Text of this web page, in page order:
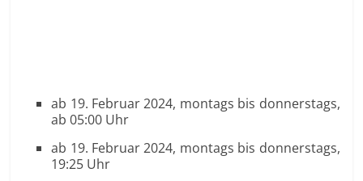
ab 19. Februar 2024, montags bis donnerstags,
ab 05:00 Uhr
ab 19. Februar 2024, montags bis donnerstags,
19:25 Uhr